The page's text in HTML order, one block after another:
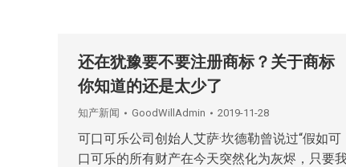
还在犹豫要不要注册商标？关于商标
你知道的还是太少了
知产新闻 GoodWillAdmin 2019-11-28
可口可乐公司创始人艾萨·坎德勒曾说过“假如可
口可乐的所有财产在今天突然化为灰烬，只要